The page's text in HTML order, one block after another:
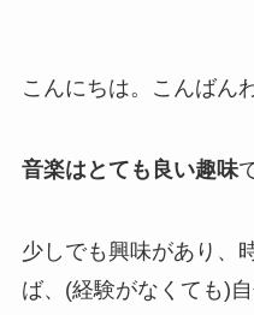
こんにちは。こんばん
音楽はとても良い趣味
少しでも興味があり、
ば、(経験がなくても)